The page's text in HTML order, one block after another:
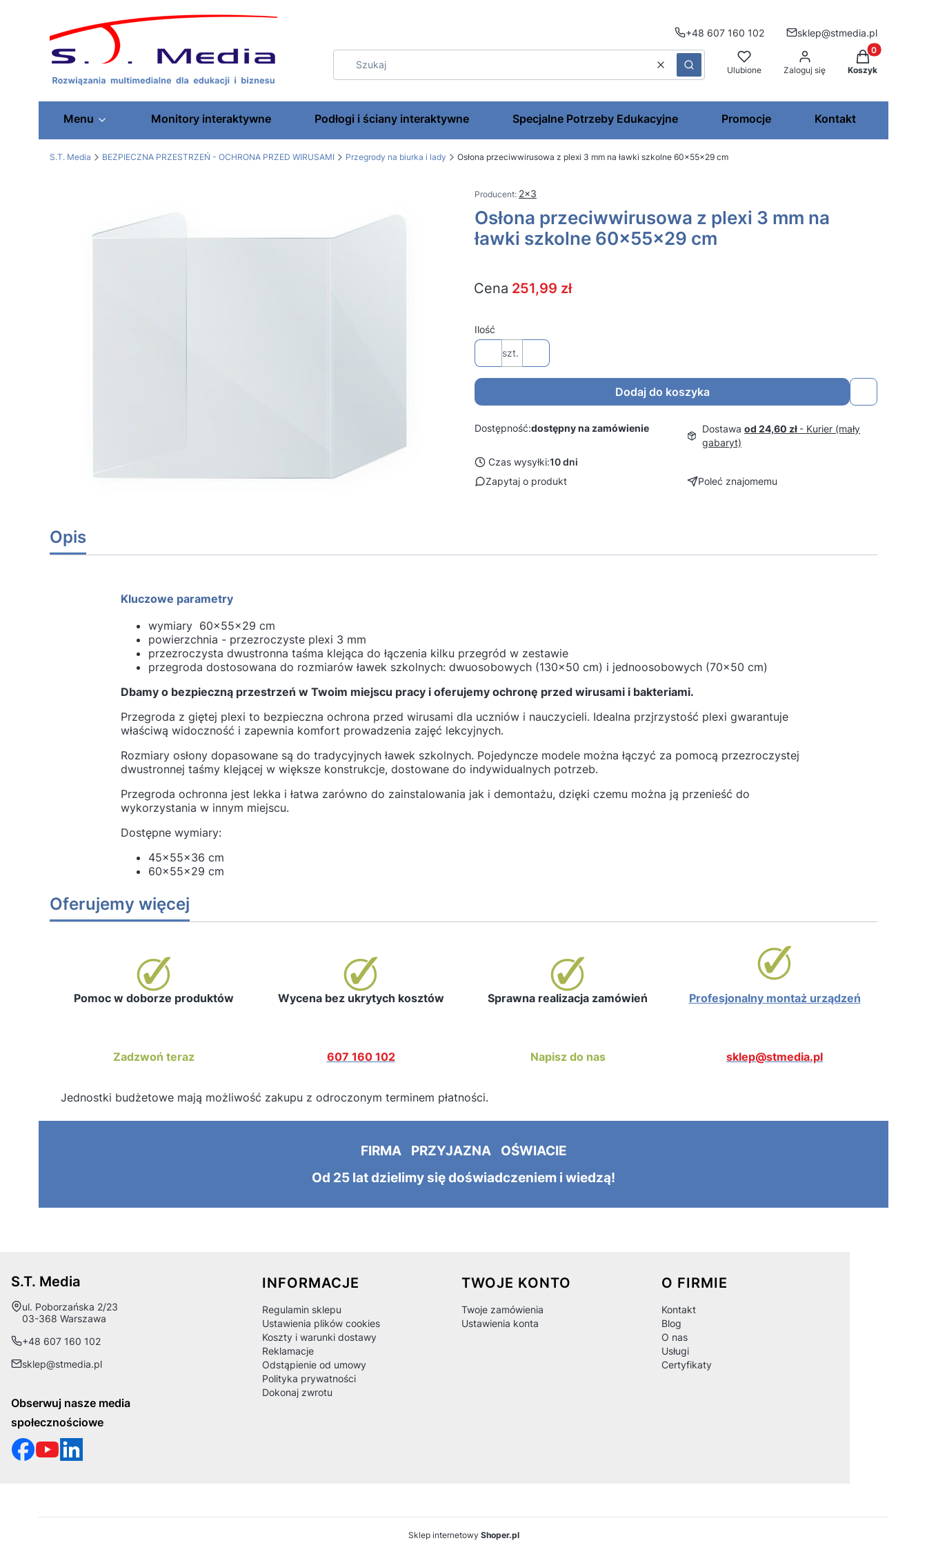
+48 607 160 102 sklep@stmedia.pl
WyczyśćSzukaj Ulubione Zaloguj się
Produkty w
Koszyk
Menu Monitory interaktywne Podłogi i ściany interaktywne Specjalne Potrzeby Edukacyjne Promocje Kontakt
S.T. Media BEZPIECZNA PRZESTRZEŃ - OCHRONA PRZED WIRUSAMI Przegrody na biurka i lady Osłona przeciwwirusowa z plexi 3 mm na ławki szkolne 60×55×29 cm
2x3
Osłona przeciwwirusowa z plexi 3 mm na
ławki szkolne 60×55×29 cm
Cena 251,99 zł
Ilość
szt.
Dodaj do koszyka
Dostępność:dostępny na zamówienie Dostawaod 24,60 zł - Kurier (mały
gabaryt)
Czas wysyłki:10 dni
Zapytaj o produkt
Poleć znajomemu
Opis
Kluczowe parametry
wymiary 60×55×29 cm
powierzchnia - przezroczyste plexi 3 mm
przezroczysta dwustronna taśma klejąca do łączenia kilku przegród w zestawie
przegroda dostosowana do rozmiarów ławek szkolnych: dwuosobowych (130x50 cm) i jednoosobowych (70x50 cm)
Dbamy o bezpieczną przestrzeń w Twoim miejscu pracy i oferujemy ochronę przed wirusami i bakteriami.
Przegroda z giętej plexi to bezpieczna ochrona przed wirusami dla uczniów i nauczycieli. Idealna przjrzystość plexi gwarantuje
właściwą widoczność i zapewnia komfort prowadzenia zajęć lekcyjnych.
Rozmiary osłony dopasowane są do tradycyjnych ławek szkolnych. Pojedyncze modele można łączyć za pomocą przezroczystej
dwustronnej taśmy klejącej w większe konstrukcje, dostowane do indywidualnych potrzeb.
Przegroda ochronna jest lekka i łatwa zarówno do zainstalowania jak i demontażu, dzięki czemu można ją przenieść do
wykorzystania w innym miejscu.
Dostępne wymiary:
45×55×36 cm
60×55×29 cm
Oferujemy więcej
Pomoc w doborze produktów Wycena bez ukrytych kosztów Sprawna realizacja zamówień Profesjonalny montaż urządzeń
Zadzwoń teraz 607 160 102 Napisz do nas sklep@stmedia.pl
Jednostki budżetowe mają możliwość zakupu z odroczonym terminem płatności.
FIRMA PRZYJAZNA OŚWIACIE
Od 25 lat dzielimy się doświadczeniem i wiedzą!
S.T. Media
Adres:
ul. Poborzańska 2/23
03-368 Warszawa
+48 607 160 102
sklep@stmedia.pl
Obserwuj nasze media
społecznościowe
Linki w stopce
INFORMACJE
Regulamin sklepu
Ustawienia plików cookies
Koszty i warunki dostawy
Reklamacje
Odstąpienie od umowy
Polityka prywatności
Dokonaj zwrotu
TWOJE KONTO
Twoje zamówienia
Ustawienia konta
O FIRMIE
Kontakt
Blog
O nas
Usługi
Certyfikaty
Sklep internetowy Shoper.pl